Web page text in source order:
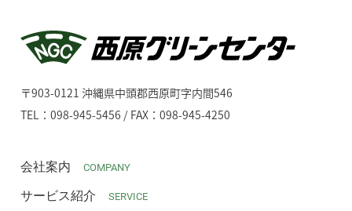
〒903-0121 沖縄県中頭郡西原町字内間546
TEL：098-945-5456 / FAX：098-945-4250
会社案内 COMPANY
サービス紹介 SERVICE